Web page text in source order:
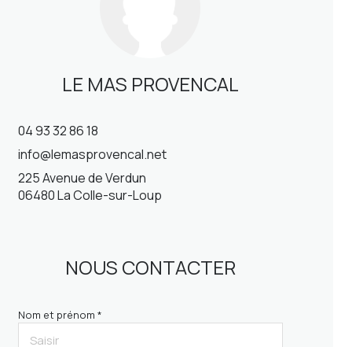
LE MAS PROVENCAL
04 93 32 86 18
info@lemasprovencal.net
225 Avenue de Verdun
06480 La Colle-sur-Loup
NOUS CONTACTER
Nom et prénom *